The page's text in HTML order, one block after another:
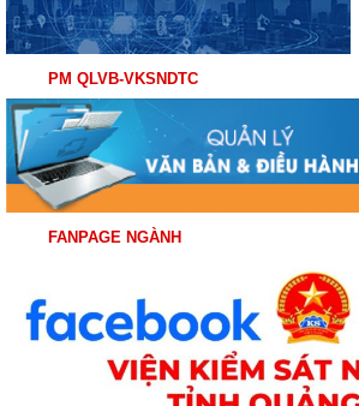
PM QLVB-VKSNDTC
FANPAGE NGÀNH